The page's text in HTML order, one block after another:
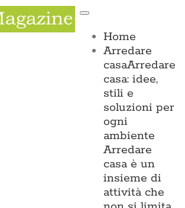
Toggle
Home
Arredare
casaArredare
casa: idee,
stili e
soluzioni per
ogni
ambiente
Arredare
casa è un
insieme di
attività che